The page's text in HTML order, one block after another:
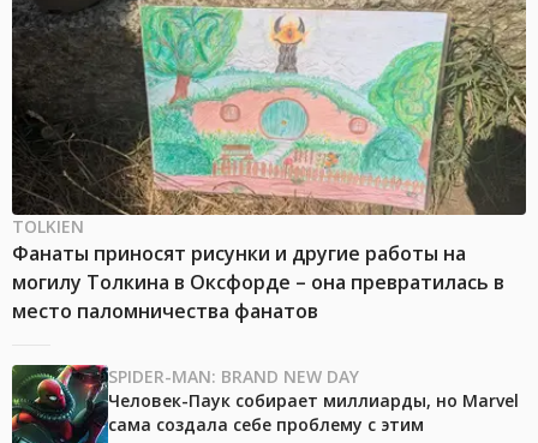
TOLKIEN
Фанаты приносят рисунки и другие работы на
могилу Толкина в Оксфорде – она превратилась в
место паломничества фанатов
SPIDER-MAN: BRAND NEW DAY
Человек-Паук собирает миллиарды, но Marvel
сама создала себе проблему с этим